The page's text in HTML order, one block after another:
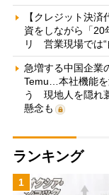
【クレジット決
資をしながら「20
リ 営業現場では“
急増する中国企業
Temu…本社機能を
う 現地人を隠れ
懸念も
ランキング
1